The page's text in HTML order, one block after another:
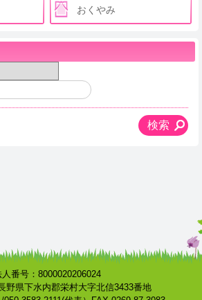
おくやみ
人番号：8000020206024
県下水内郡栄村大字北信3433番地